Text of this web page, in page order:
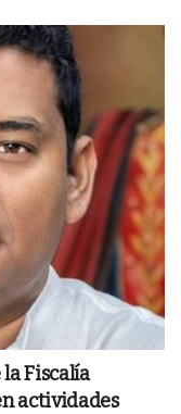
Fiscalía
actividades